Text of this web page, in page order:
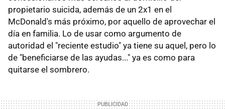
propietario suicida, además de un 2x1 en el
McDonald's más próximo, por aquello de aprovechar el
día en familia. Lo de usar como argumento de
autoridad el "reciente estudio" ya tiene su aquel, pero lo
de "beneficiarse de las ayudas..." ya es como para
quitarse el sombrero.